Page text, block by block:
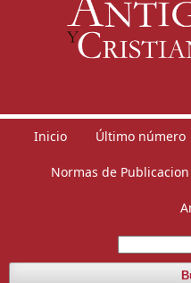
Inicio Último número
Normas de Publicacion